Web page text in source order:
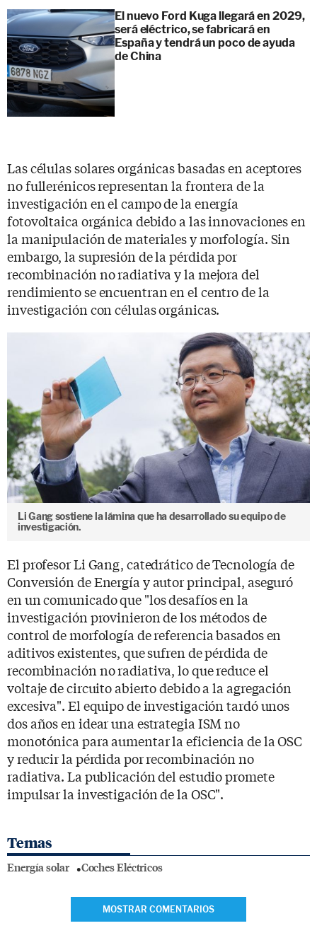
El nuevo Ford Kuga llegará en 2029,
será eléctrico, se fabricará en
España y tendrá un poco de ayuda
de China
Las células solares orgánicas basadas en aceptores
no fullerénicos representan la frontera de la
investigación en el campo de la energía
fotovoltaica orgánica debido a las innovaciones en
la manipulación de materiales y morfología. Sin
embargo, la supresión de la pérdida por
recombinación no radiativa y la mejora del
rendimiento se encuentran en el centro de la
investigación con células orgánicas.
Li Gang sostiene la lámina que ha desarrollado su equipo de
investigación.
El profesor Li Gang, catedrático de Tecnología de
Conversión de Energía y autor principal, aseguró
en un comunicado que "los desafíos en la
investigación provinieron de los métodos de
control de morfología de referencia basados en
aditivos existentes, que sufren de pérdida de
recombinación no radiativa, lo que reduce el
voltaje de circuito abierto debido a la agregación
excesiva". El equipo de investigación tardó unos
dos años en idear una estrategia ISM no
monotónica para aumentar la eficiencia de la OSC
y reducir la pérdida por recombinación no
radiativa. La publicación del estudio promete
impulsar la investigación de la OSC".
Temas
Energía solar Coches Eléctricos
MOSTRAR COMENTARIOS